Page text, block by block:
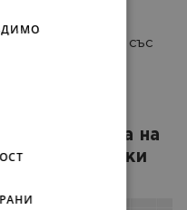
а също и
най-евтини, със
мрежа на
тематики